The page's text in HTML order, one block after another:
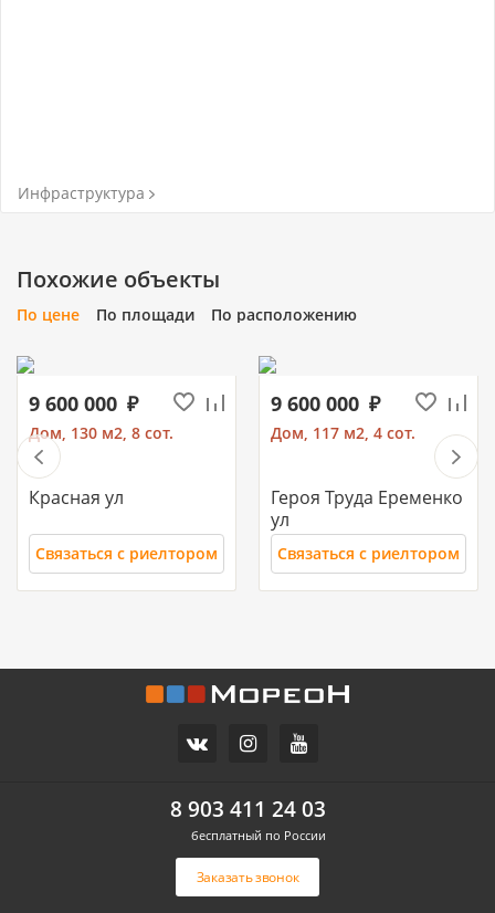
Инфраструктура
Похожие объекты
По цене По площади По расположению
9 600 000
Дом, 130 м2, 8 сот.
Красная ул
Связаться с риелтором
9 600 000
Дом, 117 м2, 4 сот.
Героя Труда Еременко
ул
Связаться с риелтором
10 500 000
Дом, 71 м2, 3 сот.
Заказать звонок
8 903 411 24 03
бесплатный по России